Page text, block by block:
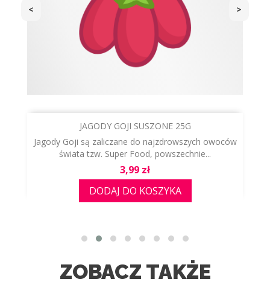
JAGODY GOJI SUSZONE 25G
Jagody Goji są zaliczane do najzdrowszych owoców
świata tzw. Super Food, powszechnie...
Cena
3,99 zł
DODAJ DO KOSZYKA
< >
ZOBACZ TAKŻE